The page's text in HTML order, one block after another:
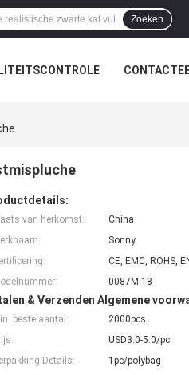
Zoeken
van herkomst:
China
Sonny
CE, EMC, ROHS,
0087M-18
& Verzenden Algemene
bestelaantal:
2000pcs
USD3.0-5.0/pc
Details:
1pc/polybag